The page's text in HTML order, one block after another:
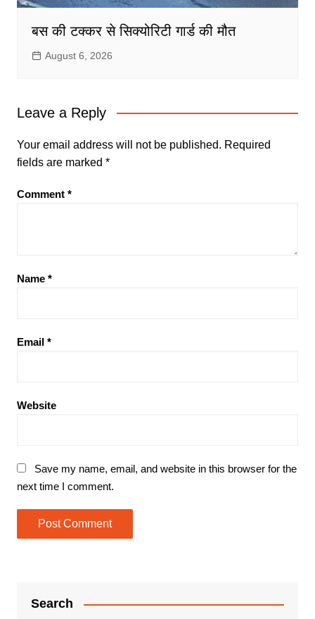
बस की टक्कर से सिक्योरिटी गार्ड की मौत
August 6, 2026
Leave a Reply
Your email address will not be published. Required
fields are marked *
Comment *
Name *
Email *
Website
Save my name, email, and website in this browser for the
next time I comment.
Search